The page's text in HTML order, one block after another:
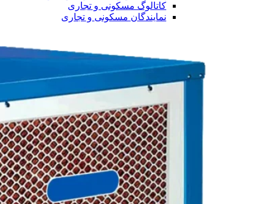
کاتالوگ مسکونی و تجاری
نمایندگان مسکونی و تجاری